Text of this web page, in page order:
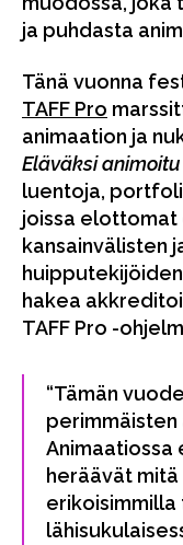
ja puhdasta
Tänä vuonna
TAFF Pro
animaation ja
Eläväksi animoitu
luentoja,
joissa elottomat
kansainvälisten
hakea
TAFF Pro -
“Tämän
perimmäisten
heräävät
erikoisimmilla